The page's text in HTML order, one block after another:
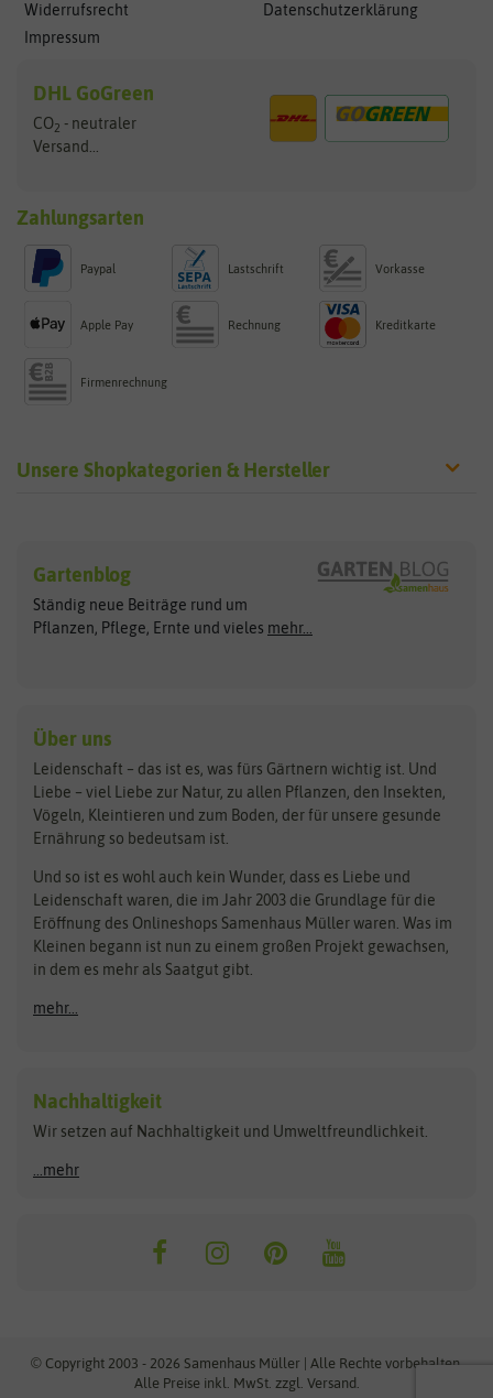
Widerrufsrecht
Impressum
Datenschutzerklärung
DHL GoGreen
CO2 - neutraler
Versand...
Zahlungsarten
Paypal Lastschrift Vorkasse
Apple Pay Rechnung Kreditkarte
Firmenrechnung
Unsere Shopkategorien & Hersteller
Exotische Samen
Gemüsesamen
Gründünger
Kräutersamen
Obstsamen
Pilzbrut
Rasensamen
Steckzwiebeln
Zimmer & Kübelpflanzen
Kataloge
Schnäppchen
Anzucht & Gartenzubehör
Anzuchtschalen
Heizmatte & Heizkabel
Kokos-Quelltabletten
Zimmergewächshaus
Maissamen
Arche Noah
ASB Greenworld
Benary
Bingenheimer Saatgut
Bionana
BIOWOL
Blumicorn
Bûten Birds
Carl Pabst
Clever Pots
COMPO
Dürr-Samen
Feldsaaten Freudenberger
Fertil
Flora Elite
Florissa
Flortis
Franchi Sementi
Hortitops
JUB Holland
Küpper
Gartenblog
Ständig neue Beiträge rund um
Pflanzen, Pflege, Ernte und vieles mehr...
Über uns
Leidenschaft – das ist es, was fürs Gärtnern wichtig ist. Und
Liebe – viel Liebe zur Natur, zu allen Pflanzen, den Insekten,
Vögeln, Kleintieren und zum Boden, der für unsere gesunde
Ernährung so bedeutsam ist.
Und so ist es wohl auch kein Wunder, dass es Liebe und
Leidenschaft waren, die im Jahr 2003 die Grundlage für die
Eröffnung des Onlineshops Samenhaus Müller waren. Was im
Kleinen begann ist nun zu einem großen Projekt gewachsen,
in dem es mehr als Saatgut gibt.
mehr...
Nachhaltigkeit
Wir setzen auf Nachhaltigkeit und Umweltfreundlichkeit.
...mehr
© Copyright 2003 - 2026 Samenhaus Müller | Alle Rechte vorbehalten.
Alle Preise inkl. MwSt. zzgl. Versand.